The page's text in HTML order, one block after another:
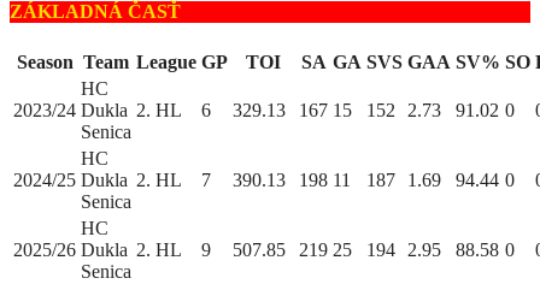
ZÁKLADNÁ ČASŤ
Season Team League GP TOI SA GA SVS GAA SV% SO
2023/24
HC
Dukla
Senica
2. HL 6 329.13 167 15 152 2.73 91.02 0
2024/25
HC
Dukla
Senica
2. HL 7 390.13 198 11 187 1.69 94.44 0
2025/26
HC
Dukla
Senica
2. HL 9 507.85 219 25 194 2.95 88.58 0